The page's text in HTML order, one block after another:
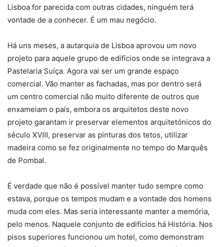
Lisboa for parecida com outras cidades, ninguém terá
vontade de a conhecer. É um mau negócio.
Há uns meses, a autarquia de Lisboa aprovou um novo
projeto para aquele grupo de edifícios onde se integrava a
Pastelaria Suíça. Agora vai ser um grande espaço
comercial. Vão manter as fachadas, mas por dentro será
um centro comercial não muito diferente de outros que
enxameiam o país, embora os arquitetos deste novo
projeto garantam ir preservar elementos arquitetónicos do
século XVIII, preservar as pinturas dos tetos, utilizar
madeira como se fez originalmente no tempo do Marquês
de Pombal.
É verdade que não é possível manter tudo sempre como
estava, porque os tempos mudam e a vontade dos homens
muda com eles. Mas seria interessante manter a memória,
pelo menos. Naquele conjunto de edifícios há História. Nos
pisos superiores funcionou um hotel, como demonstram